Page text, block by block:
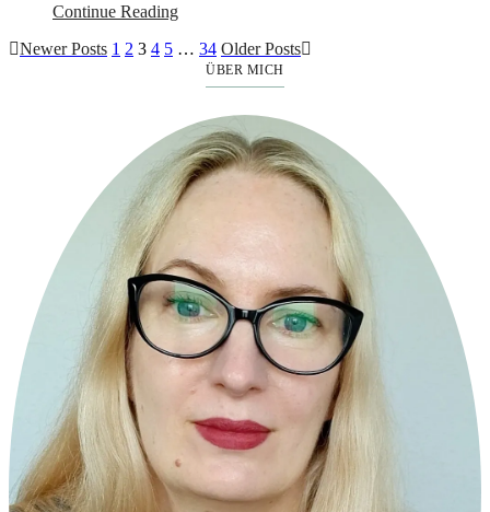
Continue Reading
Newer Posts 1 2 3 4 5 … 34 Older Posts
ÜBER MICH